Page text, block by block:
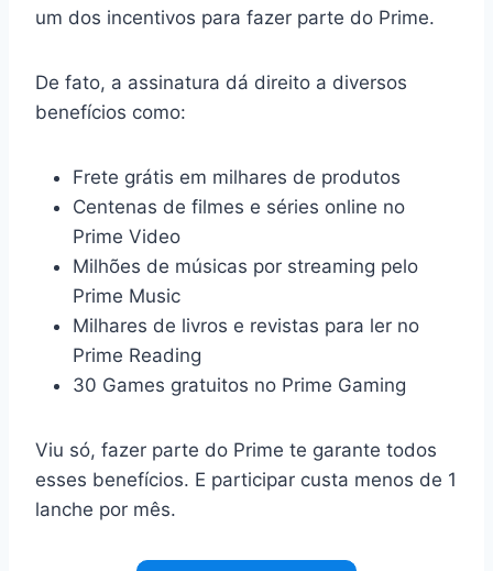
um dos incentivos para fazer parte do Prime.
De fato, a assinatura dá direito a diversos
benefícios como:
Frete grátis em milhares de produtos
Centenas de filmes e séries online no
Prime Video
Milhões de músicas por streaming pelo
Prime Music
Milhares de livros e revistas para ler no
Prime Reading
30 Games gratuitos no Prime Gaming
Viu só, fazer parte do Prime te garante todos
esses benefícios. E participar custa menos de 1
lanche por mês.